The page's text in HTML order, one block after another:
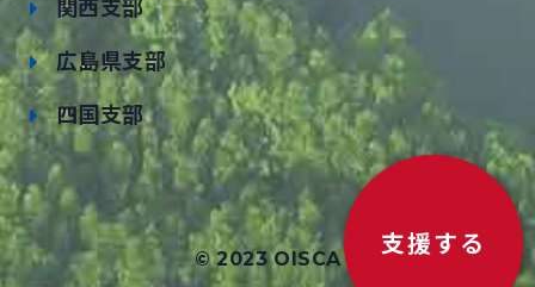
支援する
関西支部
広島県支部
四国支部
© 2023 OISCA